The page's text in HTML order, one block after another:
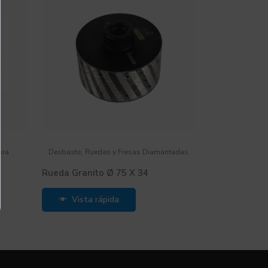
Desbaste, Ruedas y Fresas Diamantadas
Rueda Granito Ø 75 X 34
Vista rápida